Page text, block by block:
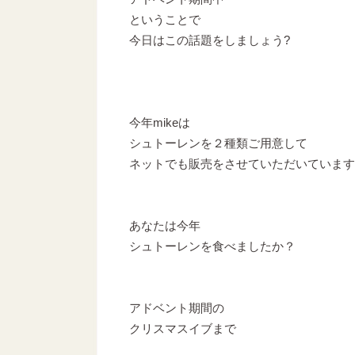
ということで
今日はこの話題をしましょう?
今年mikeは
シュトーレンを２種類ご用意して
ネットでも販売をさせていただいていま
あなたは今年
シュトーレンを食べましたか？
アドベント期間の
クリスマスイブまで